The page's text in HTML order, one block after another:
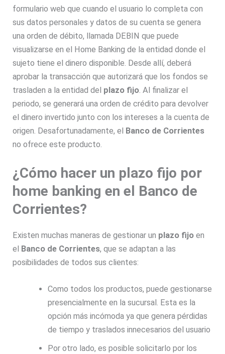
formulario web que cuando el usuario lo completa con
sus datos personales y datos de su cuenta se genera
una orden de débito, llamada DEBIN que puede
visualizarse en el Home Banking de la entidad donde el
sujeto tiene el dinero disponible. Desde allí, deberá
aprobar la transacción que autorizará que los fondos se
trasladen a la entidad del plazo fijo . Al finalizar el
periodo, se generará una orden de crédito para devolver
el dinero invertido junto con los intereses a la cuenta de
origen. Desafortunadamente, el Banco de Corrientes
no ofrece este producto.
¿Cómo hacer un plazo fijo por
home banking en el Banco de
Corrientes?
Existen muchas maneras de gestionar un plazo fijo en
el Banco de Corrientes, que se adaptan a las
posibilidades de todos sus clientes:
Como todos los productos, puede gestionarse
presencialmente en la sucursal. Esta es la
opción más incómoda ya que genera pérdidas
de tiempo y traslados innecesarios del usuario
Por otro lado, es posible solicitarlo por los